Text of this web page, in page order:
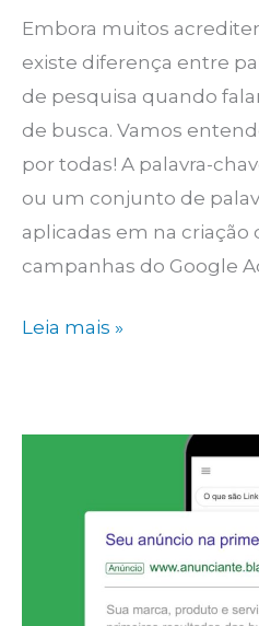
Embora muitos
existe diferença entre
de pesquisa quando
de busca. Vamos
por todas! A palavra-
ou um conjunto de
aplicadas em na
campanhas do Google
Diferença
pesquisa
Leia mais »